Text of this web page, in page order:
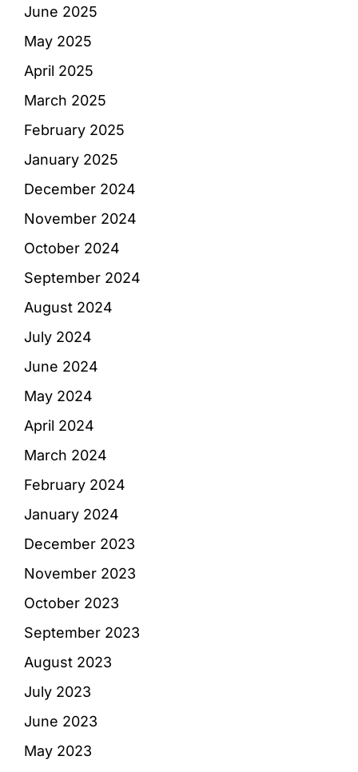
June 2025
May 2025
April 2025
March 2025
February 2025
January 2025
December 2024
November 2024
October 2024
September 2024
August 2024
July 2024
June 2024
May 2024
April 2024
March 2024
February 2024
January 2024
December 2023
November 2023
October 2023
September 2023
August 2023
July 2023
June 2023
May 2023